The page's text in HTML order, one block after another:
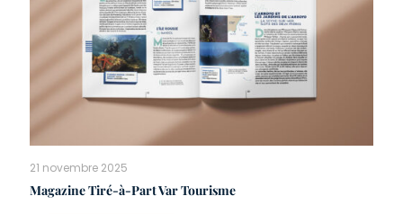
21 novembre 2025
Magazine Tiré-à-Part Var Tourisme